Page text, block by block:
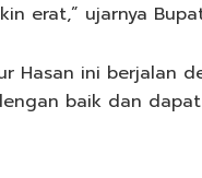
erat,” ujarnya
Hasan ini berjalan
baik dan